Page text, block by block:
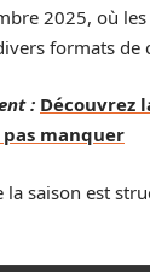
2025, où
formats de
: Découvrez
manquer
la saison est